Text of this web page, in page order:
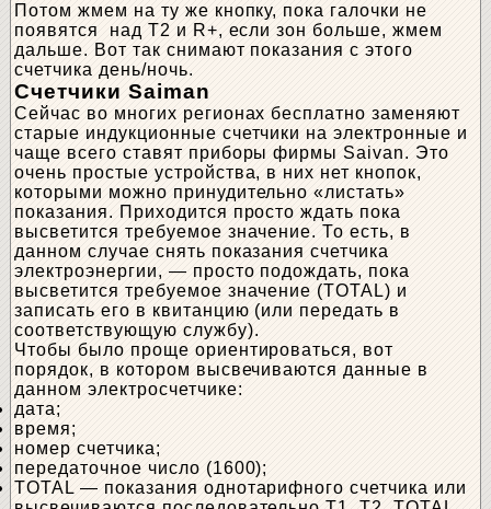
Потом жмем на ту же кнопку, пока галочки не
появятся над Т2 и R+, если зон больше, жмем
дальше. Вот так снимают показания с этого
счетчика день/ночь.
Счетчики Saiman
Сейчас во многих регионах бесплатно заменяют
старые индукционные счетчики на электронные и
чаще всего ставят приборы фирмы Saivan. Это
очень простые устройства, в них нет кнопок,
которыми можно принудительно «листать»
показания. Приходится просто ждать пока
высветится требуемое значение. То есть, в
данном случае снять показания счетчика
электроэнергии, — просто подождать, пока
высветится требуемое значение (TOTAL) и
записать его в квитанцию (или передать в
соответствующую службу).
Чтобы было проще ориентироваться, вот
порядок, в котором высвечиваются данные в
данном электросчетчике:
дата;
время;
номер счетчика;
передаточное число (1600);
TOTAL — показания однотарифного счетчика или